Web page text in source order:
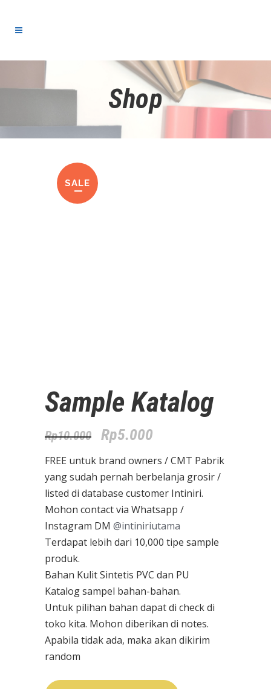
Shop
SALE
Sample Katalog
Rp10.000
Original
price
was:
Rp10.000.
Rp5.000
price
is:
Rp5.000.
FREE untuk brand owners / CMT Pabrik
yang sudah pernah berbelanja grosir /
listed di database customer Intiniri.
Mohon contact via Whatsapp /
Instagram DM @intiniriutama
Terdapat lebih dari 10,000 tipe sample
produk.
Bahan Kulit Sintetis PVC dan PU
Katalog sampel bahan-bahan.
Untuk pilihan bahan dapat di check di
toko kita. Mohon diberikan di notes.
Apabila tidak ada, maka akan dikirim
random